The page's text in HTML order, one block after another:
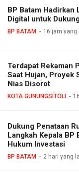
BP Batam Hadirkan
Digital untuk
BP BATAM 16 jam yang
Terdapat Rekaman
Saat Hujan, Proyek
Nias Disorot
KOTA GUNUNGSITOLI
Dukung Penataan
Langkah Kepala BP
Hukum Investasi
BP BATAM 2 hari yang